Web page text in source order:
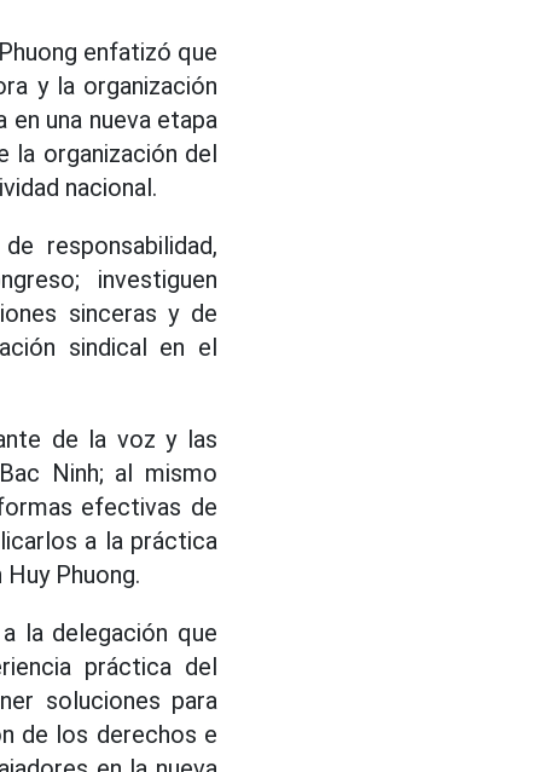
enfatizó que
y la organización
una nueva etapa
la organización del
nacional.
responsabilidad,
investiguen
sinceras y de
sindical en el
de la voz y las
Ninh; al mismo
efectivas de
a la práctica
Phuong.
la delegación que
práctica del
soluciones para
de los derechos e